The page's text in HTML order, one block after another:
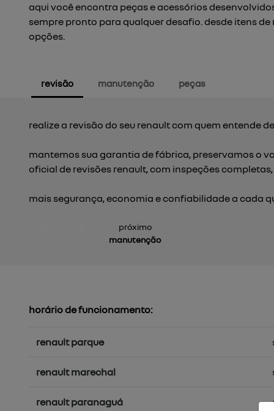
aqui você encontra peças e acessórios
sempre pronto para qualquer desafio. desde itens
opções.
revisão manutenção peças
realize a revisão do seu renault com quem entende
mantemos sua garantia de fábrica, preservamos o
oficial de revisões renault, com inspeções
mais segurança, economia e confiabilidade a cada
próximo
manutenção
horário de funcionamento:
renault parque
renault marechal
renault paranaguá